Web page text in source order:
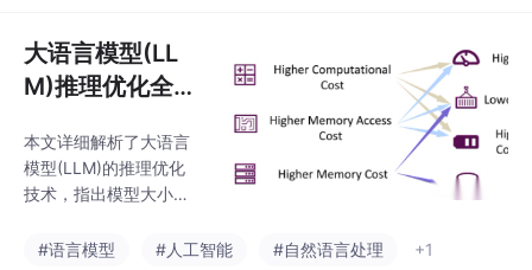
缩技术；生成阶段利用
高效推理框架与量化技
术；系统级层面实施多
有将各环节有机结合，
才能构建真正低延迟、
高吞吐的RAG系统，避
脚"的优化陷阱。
大语言模型(LL
M)推理优化全攻
系统级的性能提
升指南
本文详细解析了大语言
模型(LLM)的推理优化
技术，指出模型大小、
是影响推理效率的三大
#语言模型 #人工智能 #自然语言处理 +1